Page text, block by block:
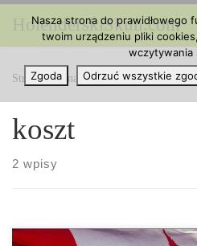
Przejdź do treści
HolenderskiSkun.com
Strona główna » koszt
koszt
2 wpisy
Nasza strona do prawidłowego
twoim urządzeniu pliki
wczytywania
Zgoda
Odrzuć wszystkie